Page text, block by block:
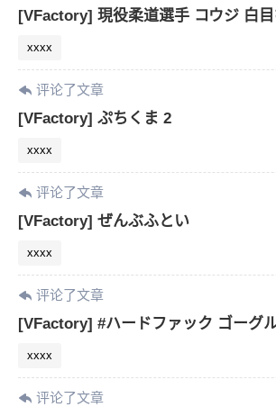
[VFactory] 現役柔道選手 コウジ 白
xxxx
评论了文章
[VFactory] ぷちくま 2
xxxx
评论了文章
[VFactory] ぜんぶふとい
xxxx
评论了文章
[VFactory] #ハードファック ゴーグ
xxxx
评论了文章